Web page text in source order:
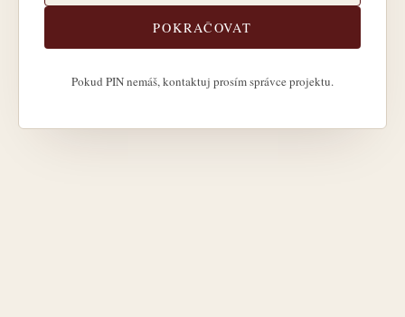
POKRAČOVAT
Pokud PIN nemáš, kontaktuj prosím správce projektu.